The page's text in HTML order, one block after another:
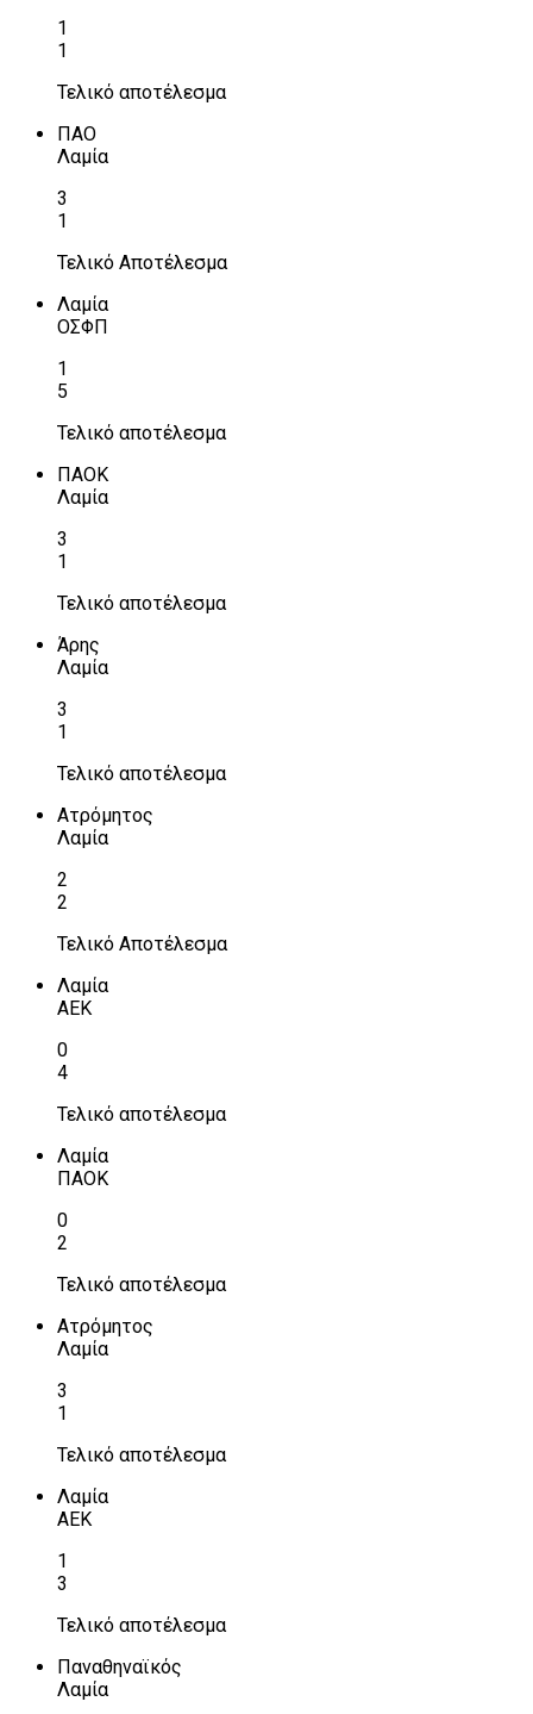
1
1
Τελικό αποτέλεσμα
ΠΑΟ
Λαμία
3
1
Τελικό Αποτέλεσμα
Λαμία
ΟΣΦΠ
1
5
Τελικό αποτέλεσμα
ΠΑΟΚ
Λαμία
3
1
Τελικό αποτέλεσμα
Άρης
Λαμία
3
1
Τελικό αποτέλεσμα
Ατρόμητος
Λαμία
2
2
Τελικό Αποτέλεσμα
Λαμία
ΑΕΚ
0
4
Τελικό αποτέλεσμα
Λαμία
ΠΑΟΚ
0
2
Τελικό αποτέλεσμα
Ατρόμητος
Λαμία
3
1
Τελικό αποτέλεσμα
Λαμία
ΑΕΚ
1
3
Τελικό αποτέλεσμα
Παναθηναϊκός
Λαμία